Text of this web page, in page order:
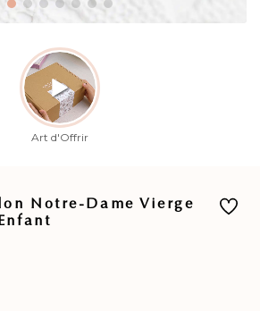
Notre-Dame Vierge